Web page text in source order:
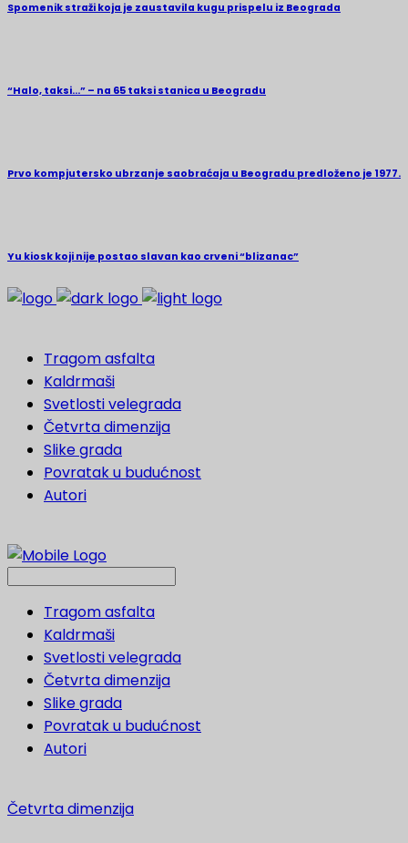
Spomenik straži koja je zaustavila kugu prispelu iz Beograda
“Halo, taksi…” – na 65 taksi stanica u Beogradu
Prvo kompjutersko ubrzanje saobraćaja u Beogradu predloženo je 1977.
Yu kiosk koji nije postao slavan kao crveni “blizanac”
Tragom asfalta
Kaldrmaši
Svetlosti velegrada
Četvrta dimenzija
Slike grada
Povratak u budućnost
Autori
Tragom asfalta
Kaldrmaši
Svetlosti velegrada
Četvrta dimenzija
Slike grada
Povratak u budućnost
Autori
Četvrta dimenzija